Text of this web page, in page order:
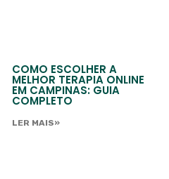
COMO ESCOLHER A
MELHOR TERAPIA ONLINE
EM CAMPINAS: GUIA
COMPLETO
LER MAIS»